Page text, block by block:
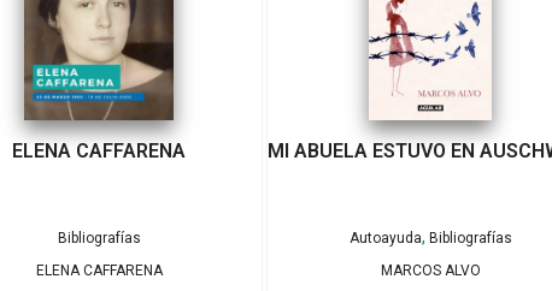
ELENA CAFFARENA
Bibliografías
ELENA CAFFARENA
MI ABUELA ESTUVO EN
Autoayuda, Bibliografías
MARCOS ALVO